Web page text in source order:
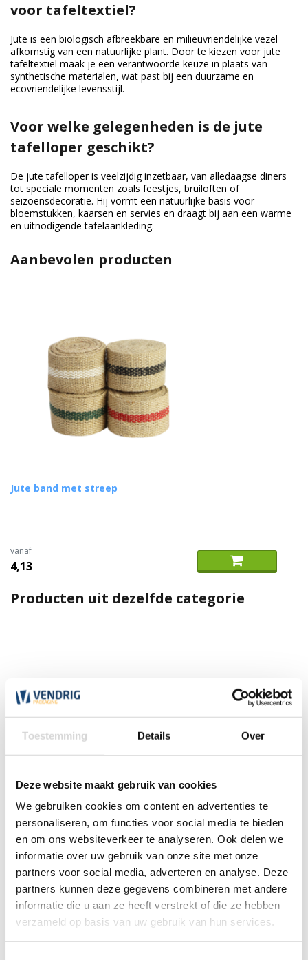
Toestemming Details Over
Deze website maakt gebruik van cookies
We gebruiken cookies om content en advertenties te
personaliseren, om functies voor social media te bieden
en om ons websiteverkeer te analyseren. Ook delen we
informatie over uw gebruik van onze site met onze
partners voor social media, adverteren en analyse. Deze
partners kunnen deze gegevens combineren met andere
informatie die u aan ze heeft verstrekt of die ze hebben
verzameld op basis van uw gebruik van hun services.
voor tafeltextiel?
Jute is een biologisch afbreekbare en milieuvriendelijke vezel
afkomstig van een natuurlijke plant. Door te kiezen voor jute
tafeltextiel maak je een verantwoorde keuze in plaats van
synthetische materialen, wat past bij een duurzame en
ecovriendelijke levensstijl.
Voor welke gelegenheden is de jute
tafelloper geschikt?
De jute tafelloper is veelzijdig inzetbaar, van alledaagse diners
tot speciale momenten zoals feestjes, bruiloften of
seizoensdecoratie. Hij vormt een natuurlijke basis voor
bloemstukken, kaarsen en servies en draagt bij aan een warme
en uitnodigende tafelaankleding.
Aanbevolen producten
Jute band met streep
vanaf
4,13
Producten uit dezelfde categorie
Jute touw met dolly knijper
vanaf
14,67